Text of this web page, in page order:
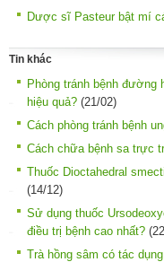
Dược sĩ Pasteur bật mí
Tin khác
Phòng tránh bệnh đường
hiệu quả? (21/02)
Cách phòng tránh bệnh
Cách chữa bệnh sa trực
Thuốc Dioctahedral
(14/12)
Sử dụng thuốc
điều trị bệnh cao nhất?
Trà hồng sâm có tác